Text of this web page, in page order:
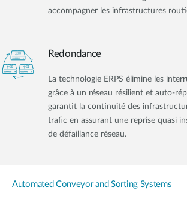
accompagner les infrastructures
Redondance
La technologie ERPS élimine les
grâce à un réseau résilient et auto-
garantit la continuité des
trafic en assurant une reprise quasi
de défaillance réseau.
Automated Conveyor and Sorting Systems